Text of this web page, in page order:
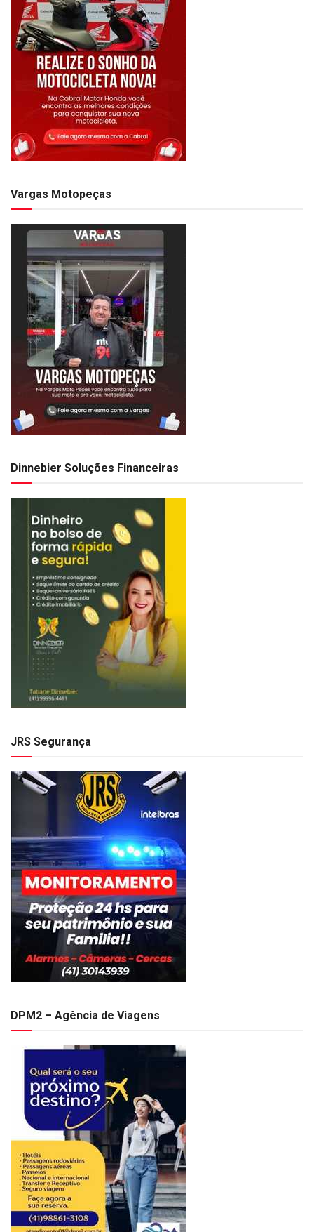
Vargas Motopeças
Dinnebier Soluções Financeiras
JRS Segurança
DPM2 – Agência de Viagens